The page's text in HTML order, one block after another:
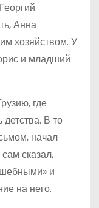
Анна
хозяйством. У
и младший
где
В то
начал
сказал,
и
на него.